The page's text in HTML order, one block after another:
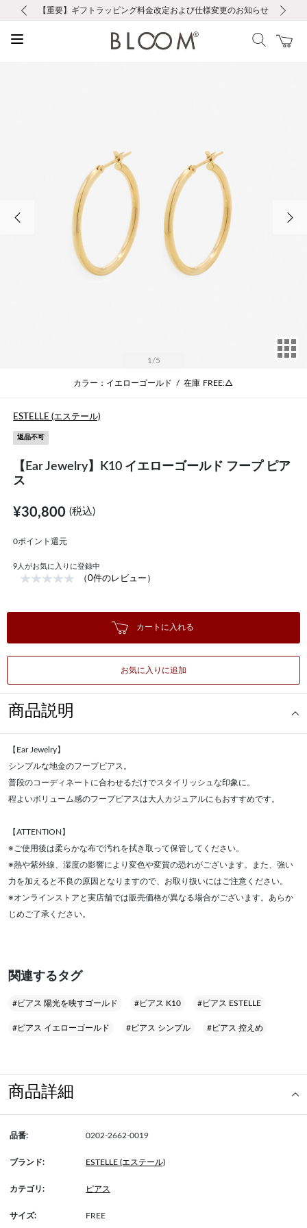
お修理・アフターサービスのご案内
【重要】令和８年熊本地震に伴う集配への影響について
【重要】ギフトラッピング料金改定および仕様変更のお知らせ
【重要】夏季休業の営業についてのご案内
税込5,500円以上で送料無料｜最短24時間以内に発送
新規会員登録で1000ポイントプレゼント！
新規LINE友だち登録で500円クーポンプレゼント
会員限定！レビュー投稿で100ポイントプレゼント
お修理・アフターサービスのご案内
【重要】令和８年熊本地震に伴う集配への影響について
1 /5
カラー：イエローゴールド / 在庫 FREE:△
ESTELLE (エステール)
返品不可
【Ear Jewelry】K10 イエローゴールド フープ ピア
ス
¥30,800(税込)
0ポイント還元
9 人がお気に入りに登録中
（0件のレビュー）
カートに入れる
お気に入りに追加
商品説明
【Ear Jewelry】
シンプルな地金のフープピアス。
普段のコーディネートに合わせるだけでスタイリッシュな印象に。
程よいボリューム感のフープピアスは大人カジュアルにもおすすめです。
【ATTENTION】
※ご使用後は柔らかな布で汚れを拭き取って保管してください。
※熱や紫外線、湿度の影響により変色や変質の恐れがございます。また、強い
力を加えると不良の原因となりますので、お取り扱いにはご注意ください。
※オンラインストアと実店舗では販売価格が異なる場合がございます。あらか
じめご了承ください。
関連するタグ
#ピアス 陽光を映すゴールド #ピアス K10 #ピアス ESTELLE
#ピアス イエローゴールド #ピアス シンプル #ピアス 控えめ
商品詳細
品番: 0202-2662-0019
ブランド: ESTELLE (エステール)
カテゴリ: ピアス
サイズ: FREE